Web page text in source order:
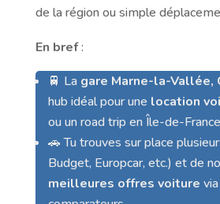
de la région ou simple
En bref:
🚆 La gare Marne-la-Vallée,
hub idéal pour une location
ou un road trip en Île-de-
🚗 Tu trouves sur place
Budget, Europcar, etc.) et de
meilleures offres voiture